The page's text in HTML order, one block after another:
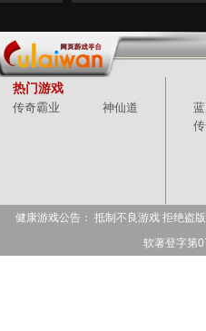
热门游戏
传奇霸业 神仙道
健康游戏公告： 抵制不良游戏 拒绝盗
软著登字第